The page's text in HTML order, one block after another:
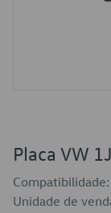
Placa VW
Compatibilidade:
Unidade de